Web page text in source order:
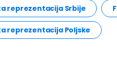
reprezentacija Srbije
reprezentacija Poljske